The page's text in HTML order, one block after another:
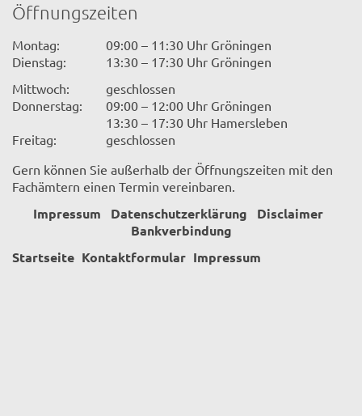
Öffnungszeiten
Montag:
09:00 – 11:30 Uhr Gröningen
Dienstag:
13:30 – 17:30 Uhr Gröningen
Mittwoch:
geschlossen
Donnerstag:
09:00 – 12:00 Uhr Gröningen
13:30 – 17:30 Uhr Hamersleben
Freitag:
geschlossen
Gern können Sie außerhalb der Öffnungszeiten mit den
Fachämtern einen Termin vereinbaren.
Impressum Datenschutzerklärung
Disclaimer
Bankverbindung
Startseite Kontaktformular Impressum